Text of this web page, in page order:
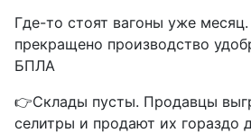
Где-то стоят вагоны уже
прекращено производство
БПЛА
👉Склады пусты. Продавцы
селитры и продают их гораздо